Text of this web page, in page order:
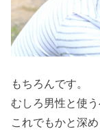
もちろんです。
むしろ男性と使
これでもかと深め